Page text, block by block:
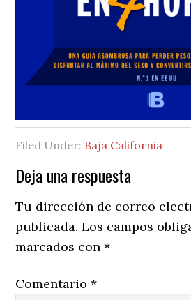
Filed Under: Baja California
Reader
Interactions
Deja una respuesta
Tu dirección de correo
publicada. Los campos
marcados con*
Comentario*